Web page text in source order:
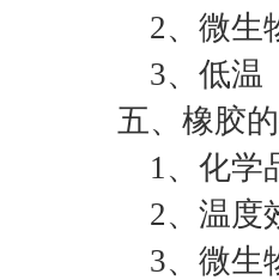
2、微生
3、低温
五、橡胶
1、化学
2、温度
3、微生